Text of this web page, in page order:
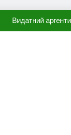
Видатний